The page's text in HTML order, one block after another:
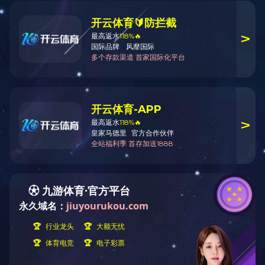
奉节县西部新区干溪沟道路工程 污水管网建设及改造工程